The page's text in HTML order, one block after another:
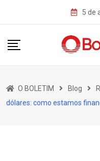
5 de
O BOLETIM Blog
dólares: como estamos